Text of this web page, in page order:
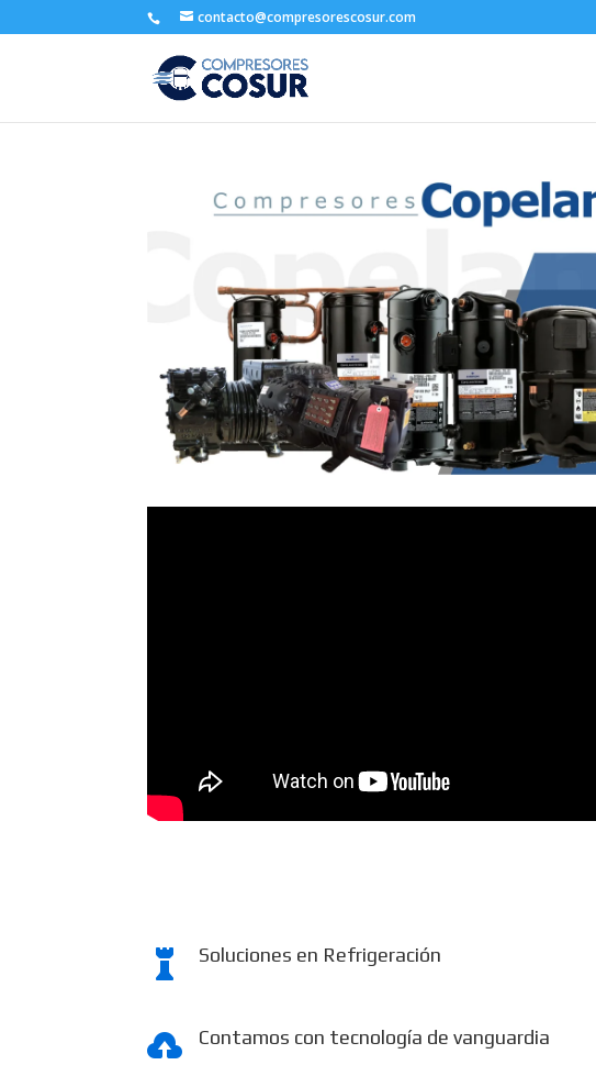
contacto@compresorescosur.com
 Soluciones en Refrigeración
 Contamos con tecnología de vanguardia